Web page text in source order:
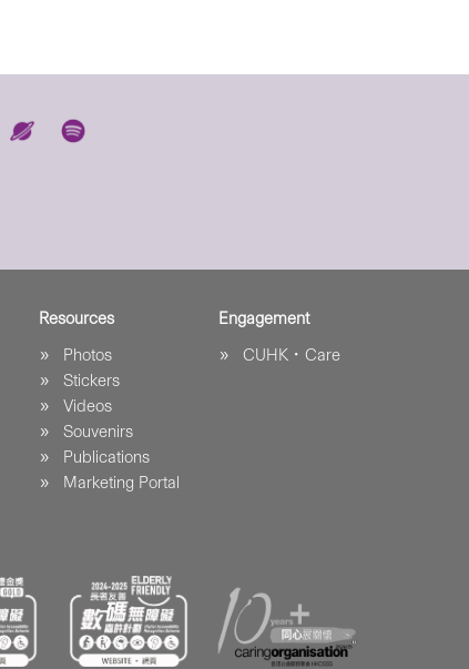
Resources
Photos
Stickers
Videos
Souvenirs
Publications
Marketing Portal
Engagement
CUHK．Care